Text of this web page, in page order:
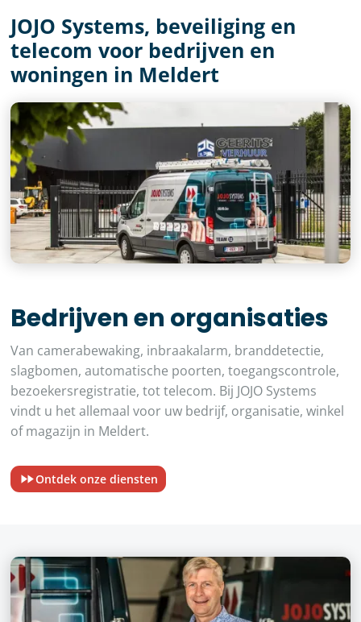
JOJO Systems, beveiliging en
telecom voor bedrijven en
woningen in Meldert
Bedrijven en organisaties
Van camerabewaking, inbraakalarm, branddetectie,
slagbomen, automatische poorten, toegangscontrole,
bezoekersregistratie, tot telecom. Bij JOJO Systems
vindt u het allemaal voor uw bedrijf, organisatie, winkel
of magazijn in Meldert.
Ontdek onze diensten